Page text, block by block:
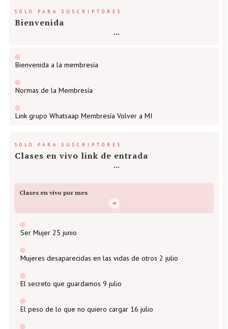
SOLO PARA SUSCRIPTORES
Bienvenida
Bienvenida a la membresía
Normas de la Membresía
Link grupo Whatsaap Membresía Volver a MI
SOLO PARA SUSCRIPTORES
Clases en vivo link de entrada
Clases en vivo por mes
Ser Mujer 25 junio
Mujeres desaparecidas en las vidas de otros 2 julio
El secreto que guardamos 9 julio
El peso de lo que no quiero cargar 16 julio